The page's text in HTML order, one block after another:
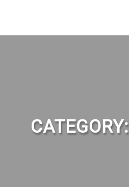
CATEGORY: